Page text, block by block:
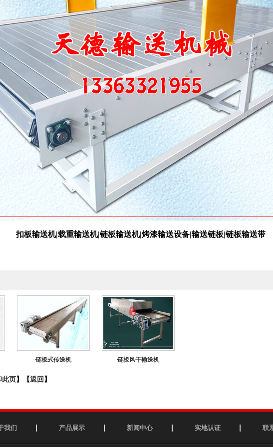
扣板输送机|载重输送机|链板输送机|烤漆输送设备|输送链板|链板输送带
链板式传送机 链板风干输送机
此页】【返回 】
我们 产品展示 新闻中心 实地认证 联